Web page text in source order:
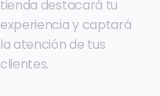
tienda destacará tu
experiencia y captará
la atención de tus
clientes.